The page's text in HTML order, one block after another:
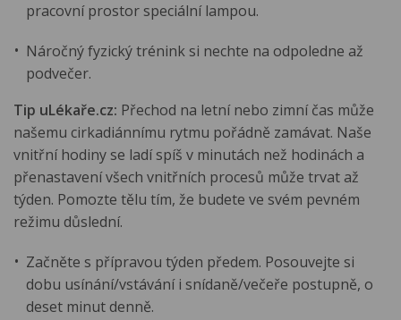
pracovní prostor speciální lampou.
Náročný fyzický trénink si nechte na odpoledne až
podvečer.
Tip uLékaře.cz: Přechod na letní nebo zimní čas může
našemu cirkadiánnímu rytmu pořádně zamávat. Naše
vnitřní hodiny se ladí spíš v minutách než hodinách a
přenastavení všech vnitřních procesů může trvat až
týden. Pomozte tělu tím, že budete ve svém pevném
režimu důslední.
Začněte s přípravou týden předem. Posouvejte si
dobu usínání/vstávání i snídaně/večeře postupně, o
deset minut denně.